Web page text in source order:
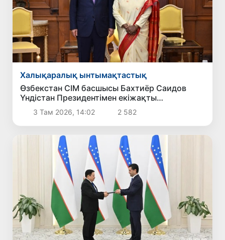
Халықаралық ынтымақтастық
Өзбекстан СІМ басшысы Бахтиёр Саидов
Үндістан Президентімен екіжақты
байланыстарды нығайту мәселелерін
талқылады
3 Там 2026, 14:02 2 582